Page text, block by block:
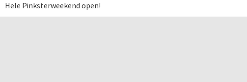
Hele Pinksterweekend open!